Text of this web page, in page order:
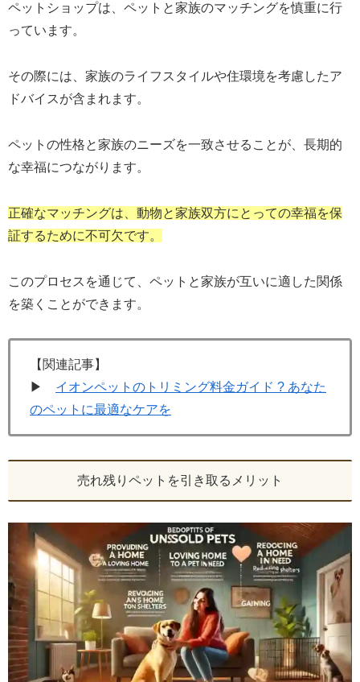
ペットショップは、ペットと家族のマッチングを慎重に行
っています。
その際には、家族のライフスタイルや住環境を考慮したア
ドバイスが含まれます。
ペットの性格と家族のニーズを一致させることが、長期的
な幸福につながります。
正確なマッチングは、動物と家族双方にとっての幸福を保
証するために不可欠です。
このプロセスを通じて、ペットと家族が互いに適した関係
を築くことができます。
【関連記事】
▶ イオンペットのトリミング料金ガイド ? あなた
のペットに最適なケアを
売れ残りペットを引き取るメリット